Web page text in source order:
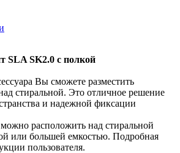
SLA SK2.0 с полкой
Вы сможете разместить
стиральной. Это отличное решение
и надежной фиксации
расположить над стиральной
или большей емкостью. Подробная
пользователя.